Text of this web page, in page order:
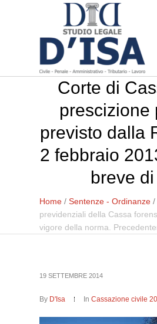
Corte di
prescizione
previsto dalla
2 febbraio
breve
Home /Sentenze - Ordinanze
previdenziali della Cassa
vigore della norma.
19 SETTEMBRE 2014
By D'Isa InCassazione civile